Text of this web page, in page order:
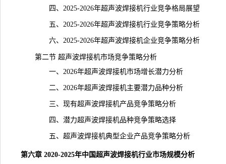
四、2025-2026年超声波焊接机行业竞争格局展望
五、2025-2026年超声波焊接机行业竞争策略分析
六、2025-2026年超声波焊接机企业竞争策略分析
第二节 超声波焊接机市场竞争策略分析
一、2026年超声波焊接机市场增长潜力分析
二、2026年超声波焊接机主要潜力品种分析
三、现有超声波焊接机产品竞争策略分析
四、潜力超声波焊接机品种竞争策略选择
五、超声波焊接机典型企业产品竞争策略分析
第六章 2020-2025年中国超声波焊接机行业市场规模分析